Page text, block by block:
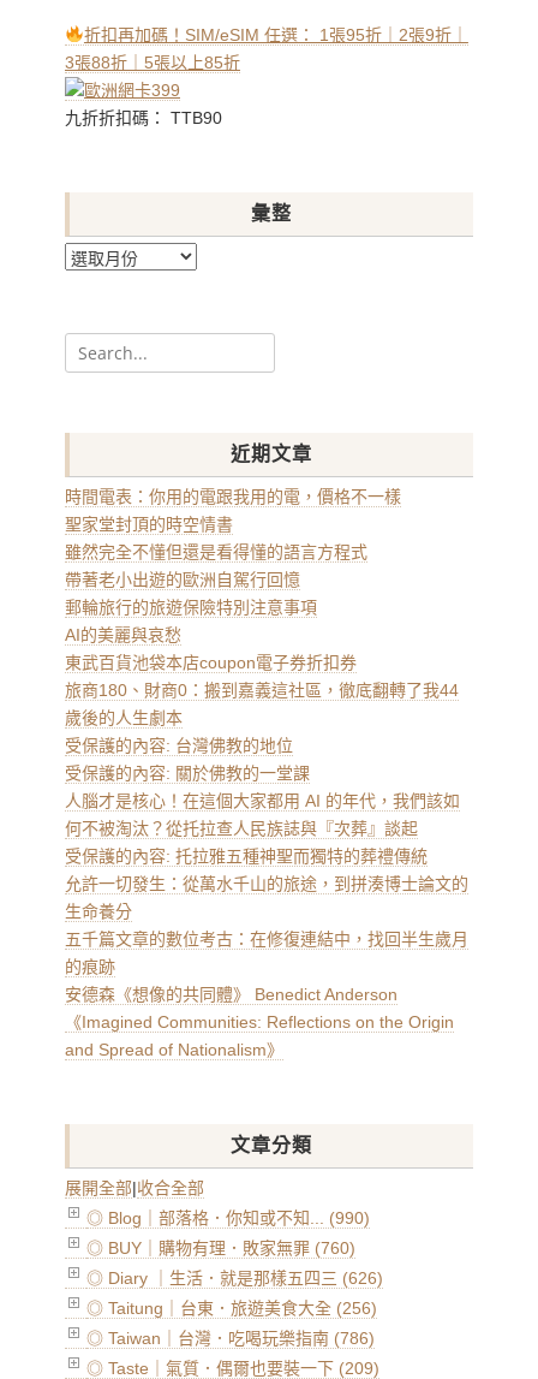
折扣再加碼！SIM/eSIM 任選： 1張95折｜2張9折｜
3張88折｜5張以上85折
九折折扣碼： TTB90
彙整
彙
Search
for:
近期文章
時間電表：你用的電跟我用的電，價格不一樣
聖家堂封頂的時空情書
雖然完全不懂但還是看得懂的語言方程式
帶著老小出遊的歐洲自駕行回憶
郵輪旅行的旅遊保險特別注意事項
AI的美麗與哀愁
東武百貨池袋本店coupon電子券折扣券
旅商180、財商0：搬到嘉義這社區，徹底翻轉了我44
歲後的人生劇本
受保護的內容: 台灣佛教的地位
受保護的內容: 關於佛教的一堂課
人腦才是核心！在這個大家都用 AI 的年代，我們該如
何不被淘汰？從托拉查人民族誌與『次葬』談起
受保護的內容: 托拉雅五種神聖而獨特的葬禮傳統
允許一切發生：從萬水千山的旅途，到拼湊博士論文的
生命養分
五千篇文章的數位考古：在修復連結中，找回半生歲月
的痕跡
安德森《想像的共同體》 Benedict Anderson
《Imagined Communities: Reflections on the Origin
and Spread of Nationalism》
文章分類
展開全部|收合全部
◎ Blog｜部落格．你知或不知... (990)
◎ BUY｜購物有理．敗家無罪 (760)
◎ Diary ｜生活．就是那樣五四三 (626)
◎ Taitung｜台東．旅遊美食大全 (256)
◎ Taiwan｜台灣．吃喝玩樂指南 (786)
◎ Taste｜氣質．偶爾也要裝一下 (209)